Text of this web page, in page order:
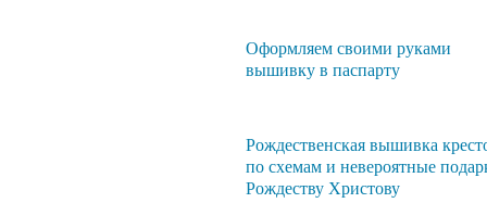
Оформляем своими руками
вышивку в паспарту
Рождественская вышивка
по схемам и невероятные
Рождеству Христову